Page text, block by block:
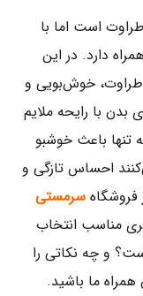
است اما با
دارد. در این
خوش‌بویی و
با رایحه ملایم
تنها باعث خوشبو
احساس تازگی و
فروشگاهسرمستی
مناسب انتخاب
و چه نکاتی را
همراه ما باشید.